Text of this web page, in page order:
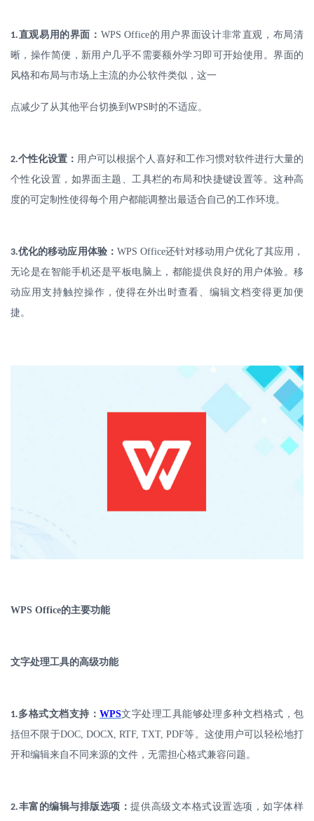
1.直观易用的界面： WPS Office的用户界面设计非常直观，布局清
晰，操作简便，新用户几乎不需要额外学习即可开始使用。界面的
风格和布局与市场上主流的办公软件类似，这一
点减少了从其他平台切换到 WPS时的不适应。
2.个性化设置： 用户可以根据个人喜好和工作习惯对软件进行大量的
个性化设置，如界面主题、工具栏的布局和快捷键设置等。这种高
度的可定制性使得每个用户都能调整出最适合自己的工作环境。
3.优化的移动应用体验： WPS Office还针对移动用户优化了其应用，
无论是在智能手机还是平板电脑上，都能提供良好的用户体验。移
动应用支持触控操作，使得在外出时查看、编辑文档变得更加便
捷。
WPS Office的主要功能
文字处理工具的高级功能
1.多格式文档支持： WPS文字处理工具能够处理多种文档格式，包
括但不限于DOC, DOCX, RTF, TXT, PDF等。这使用户可以轻松地打
开和编辑来自不同来源的文件，无需担心格式兼容问题。
2.丰富的编辑与排版选项：提供高级文本格式设置选项，如字体样